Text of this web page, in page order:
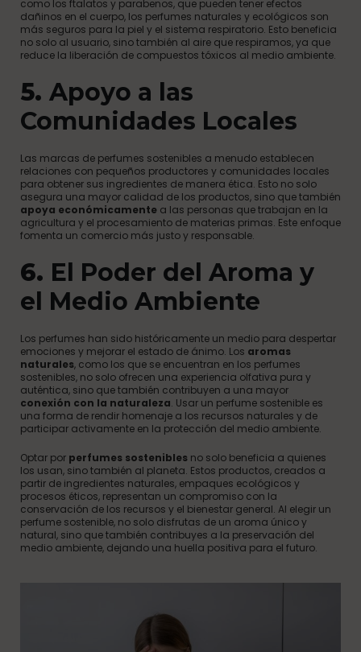
como los ftalatos y parabenos, que pueden tener efectos
dañinos en el cuerpo, los perfumes naturales y ecológicos son
más seguros para la piel y el sistema respiratorio. Esto beneficia
no solo al usuario, sino también al aire que respiramos, ya que
reduce la liberación de compuestos tóxicos al medio ambiente.
5. Apoyo a las
Comunidades Locales
Las marcas de perfumes sostenibles a menudo establecen
relaciones con pequeños productores y comunidades locales
para obtener sus ingredientes de manera ética. Esto no solo
asegura una mayor calidad de los productos, sino que también
apoya económicamente a las personas que trabajan en la
agricultura y el procesamiento de materias primas. Este enfoque
fomenta un comercio más justo y responsable.
6. El Poder del Aroma y
el Medio Ambiente
Los perfumes han sido históricamente un medio para despertar
emociones y mejorar el estado de ánimo. Los aromas
naturales, como los que se encuentran en los perfumes
sostenibles, no solo ofrecen una experiencia olfativa pura y
auténtica, sino que también contribuyen a una mayor
conexión con la naturaleza. Usar un perfume sostenible es
una forma de rendir homenaje a los recursos naturales y de
participar activamente en la protección del medio ambiente.
Optar por perfumes sostenibles no solo beneficia a quienes
los usan, sino también al planeta. Estos productos, creados a
partir de ingredientes naturales, empaques ecológicos y
procesos éticos, representan un compromiso con la
conservación de los recursos y el bienestar general. Al elegir un
perfume sostenible, no solo disfrutas de un aroma único y
natural, sino que también contribuyes a la preservación del
medio ambiente, dejando una huella positiva para el futuro.